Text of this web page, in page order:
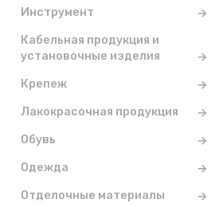
Инструмент
Кабельная продукция и
установочные изделия
Крепеж
Лакокрасочная продукция
Обувь
Одежда
Отделочные материалы